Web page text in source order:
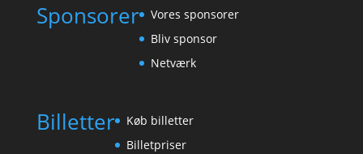
Sponsorer
Vores sponsorer
Bliv sponsor
Netværk
Billetter
Køb billetter
Billetpriser